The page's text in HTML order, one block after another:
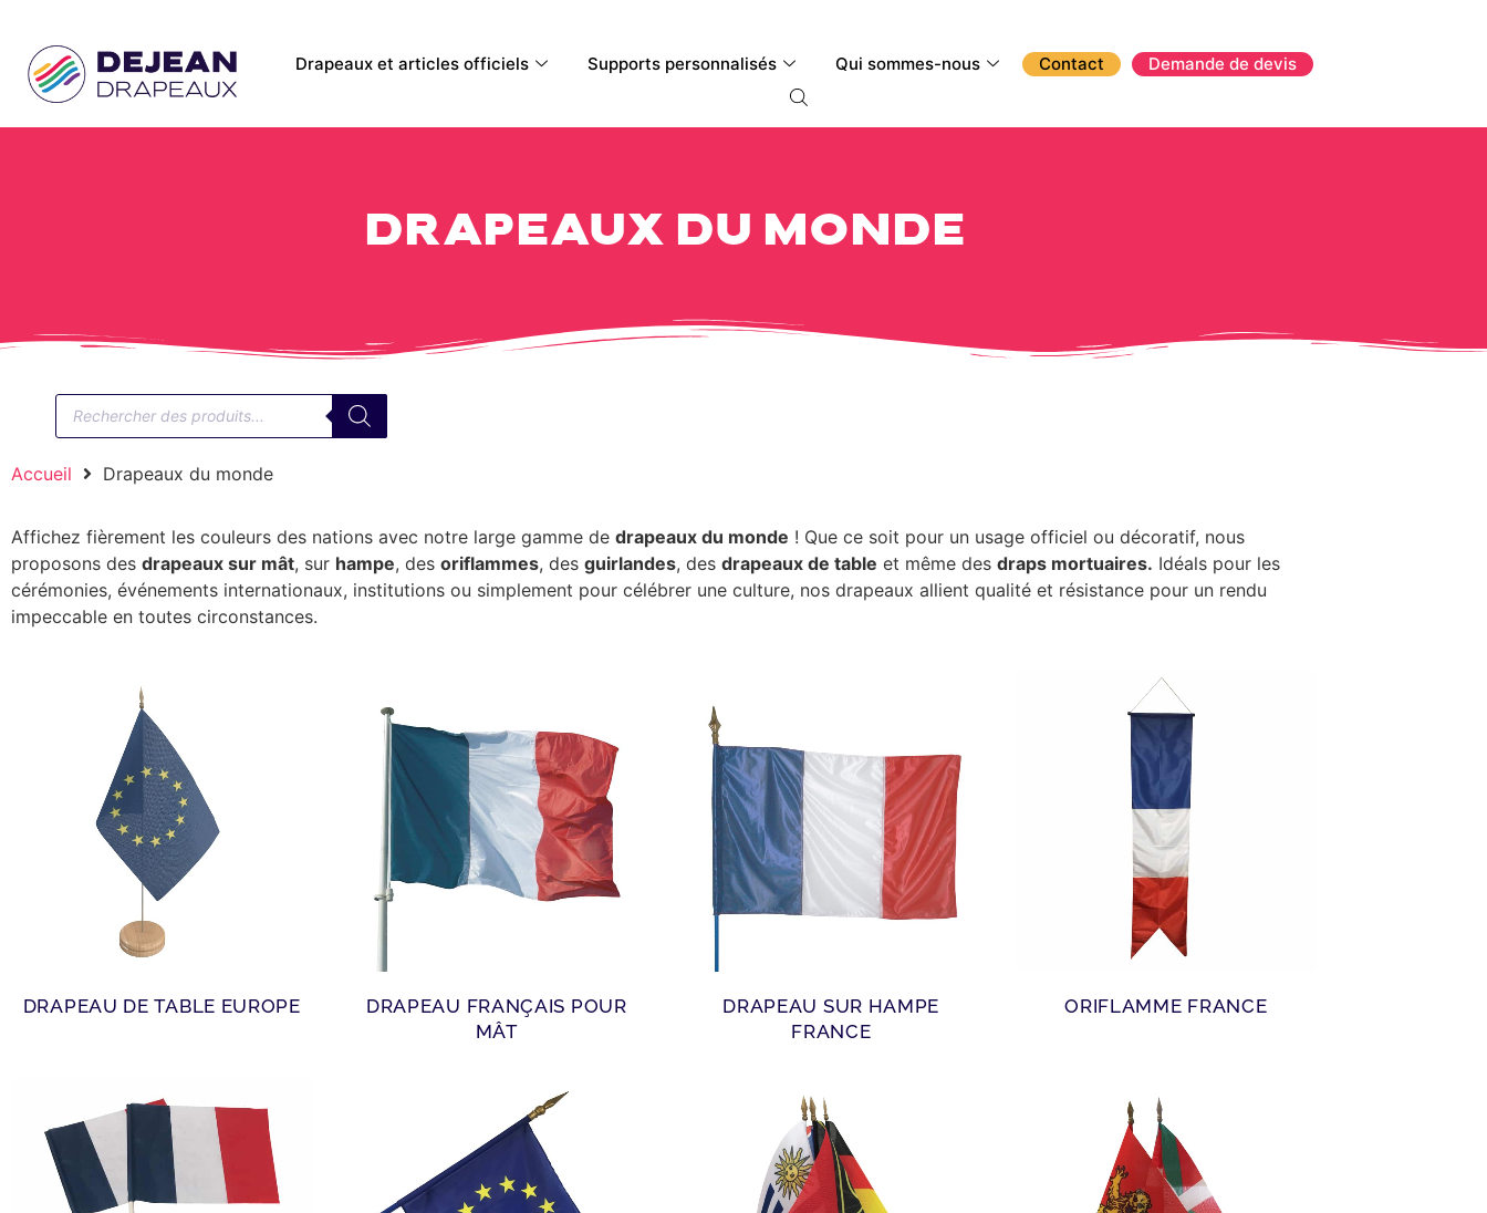
Drapeaux et articles officiels Supports personnalisés Qui sommes-nous Contact Demande de devis
Drapeaux du monde
Accueil Drapeaux du monde
Affichez fièrement les couleurs des nations avec notre large gamme de drapeaux du monde ! Que ce soit pour un usage officiel ou décoratif, nous
proposons des drapeaux sur mât, sur hampe, des oriflammes, des guirlandes, des drapeaux de table et même des draps mortuaires. Idéals pour les
cérémonies, événements internationaux, institutions ou simplement pour célébrer une culture, nos drapeaux allient qualité et résistance pour un rendu
impeccable en toutes circonstances.
DRAPEAU DE TABLE EUROPE
DRAPEAU FRANÇAIS POUR
MÂT
DRAPEAU SUR HAMPE
FRANCE
ORIFLAMME FRANCE